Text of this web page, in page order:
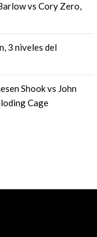
vs Cory Zero,
3 niveles del
Shook vs John
Cage